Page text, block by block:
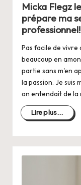
Micka Flegz
prépare ma
professionnel!
Pas facile de vivre
beaucoup en
partie sans m'en
la passion. Je suis
on entendait de la
Lire plus...